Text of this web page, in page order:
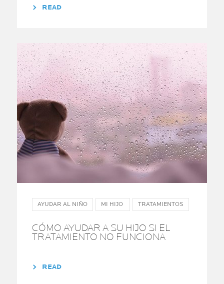
READ
AYUDAR AL NIÑO MI HIJO TRATAMIENTOS
CÓMO AYUDAR A SU HIJO SI EL
TRATAMIENTO NO FUNCIONA
READ